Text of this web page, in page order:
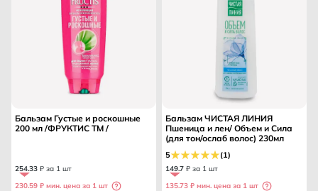
Бальзам Густые и роскошные
200 мл /ФРУКТИС ТМ /
254.33 ₽ за 1 шт
230.59 ₽ мин. цена за 1 шт
Бальзам ЧИСТАЯ ЛИНИЯ
Пшеница и лен/ Объем и Сила
(для тон/ослаб волос) 230мл
5 (1)
149.7 ₽ за 1 шт
135.73 ₽ мин. цена за 1 шт